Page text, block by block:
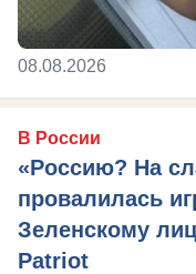
08.08.2026
В России
«Россию? На
провалилась
Зеленскому
Patriot